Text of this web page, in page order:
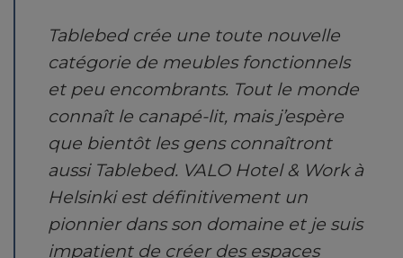
Tablebed crée une toute nouvelle
catégorie de meubles fonctionnels
et peu encombrants. Tout le monde
connaît le canapé-lit, mais j’espère
que bientôt les gens connaîtront
aussi Tablebed. VALO Hotel & Work à
Helsinki est définitivement un
pionnier dans son domaine et je suis
impatient de créer des espaces